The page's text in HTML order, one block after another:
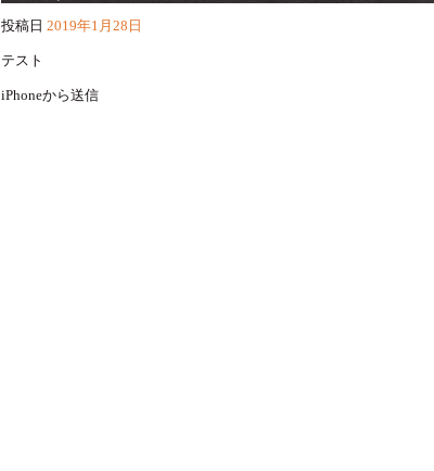
投稿日 2019年1月28日
テスト
iPhoneから送信